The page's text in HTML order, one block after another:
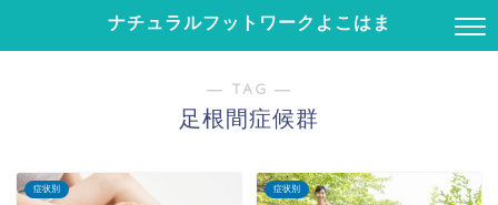
ナチュラルフットワークよこはま
― TAG ―
足根間症候群
症状別 症状別